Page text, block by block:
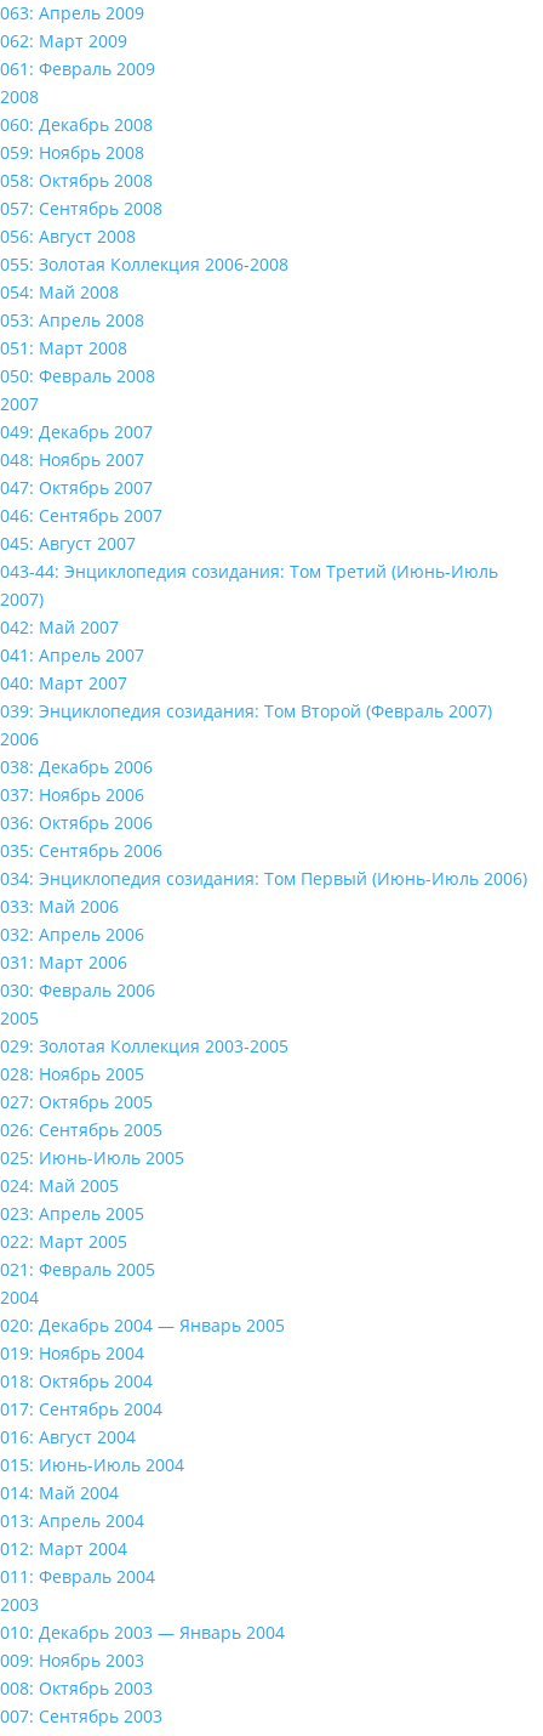
063: Апрель 2009
062: Март 2009
061: Февраль 2009
2008
060: Декабрь 2008
059: Ноябрь 2008
058: Октябрь 2008
057: Сентябрь 2008
056: Август 2008
055: Золотая Коллекция 2006-2008
054: Май 2008
053: Апрель 2008
051: Март 2008
050: Февраль 2008
2007
049: Декабрь 2007
048: Ноябрь 2007
047: Октябрь 2007
046: Сентябрь 2007
045: Август 2007
043-44: Энциклопедия созидания: Том Третий (Июнь-Июль
2007)
042: Май 2007
041: Апрель 2007
040: Март 2007
039: Энциклопедия созидания: Том Второй (Февраль 2007)
2006
038: Декабрь 2006
037: Ноябрь 2006
036: Октябрь 2006
035: Сентябрь 2006
034: Энциклопедия созидания: Том Первый (Июнь-Июль 2006)
033: Май 2006
032: Апрель 2006
031: Март 2006
030: Февраль 2006
2005
029: Золотая Коллекция 2003-2005
028: Ноябрь 2005
027: Октябрь 2005
026: Сентябрь 2005
025: Июнь-Июль 2005
024: Май 2005
023: Апрель 2005
022: Март 2005
021: Февраль 2005
2004
020: Декабрь 2004 — Январь 2005
019: Ноябрь 2004
018: Октябрь 2004
017: Сентябрь 2004
016: Август 2004
015: Июнь-Июль 2004
014: Май 2004
013: Апрель 2004
012: Март 2004
011: Февраль 2004
2003
010: Декабрь 2003 — Январь 2004
009: Ноябрь 2003
008: Октябрь 2003
007: Сентябрь 2003